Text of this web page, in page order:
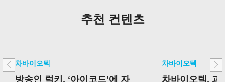
추천 컨텐츠
차바이오텍
방송인 럭키, ‘아이코드’에 자
차바이오텍
차바이오텍,